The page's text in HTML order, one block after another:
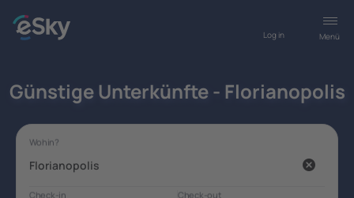
Menü
Log in
Günstige Unterkünfte - Florianopolis